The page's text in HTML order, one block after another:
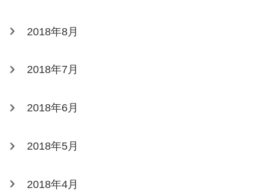
2018年8月
2018年7月
2018年6月
2018年5月
2018年4月